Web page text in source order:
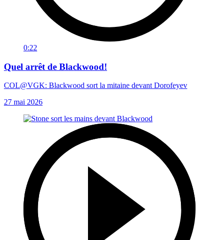
0:22
Quel arrêt de Blackwood!
COL@VGK: Blackwood sort la mitaine devant Dorofeyev
27 mai 2026